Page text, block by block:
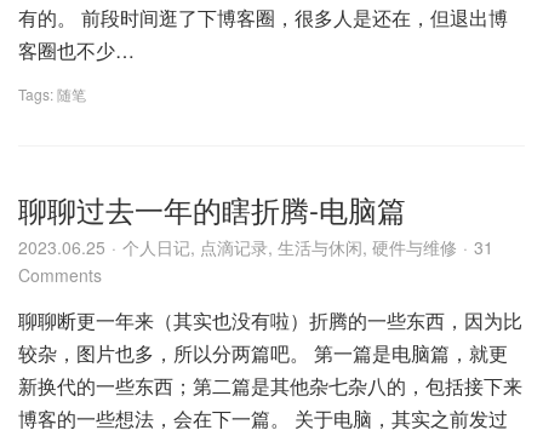
有的。 前段时间逛了下博客圈，很多人是还在，但退出博
客圈也不少…
Tags:随笔
聊聊过去一年的瞎折腾-电脑篇
2023.06.25 个人日记, 点滴记录, 生活与休闲, 硬件与维修
31
Comments
聊聊断更一年来（其实也没有啦）折腾的一些东西，因为比
较杂，图片也多，所以分两篇吧。 第一篇是电脑篇，就更
新换代的一些东西；第二篇是其他杂七杂八的，包括接下来
博客的一些想法，会在下一篇。 关于电脑，其实之前发过